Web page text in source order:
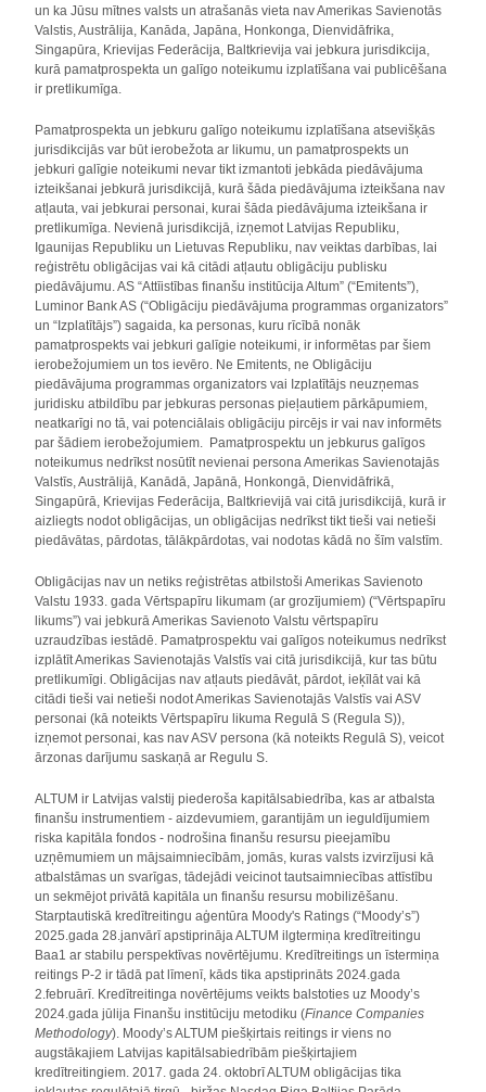
un ka Jūsu mītnes valsts un atrašanās vieta nav Amerikas Savienotās
Valstis, Austrālija, Kanāda, Japāna, Honkonga, Dienvidāfrika,
Singapūra, Krievijas Federācija, Baltkrievija vai jebkura jurisdikcija,
kurā pamatprospekta un galīgo noteikumu izplatīšana vai publicēšana
ir pretlikumīga.
Pamatprospekta un jebkuru galīgo noteikumu izplatīšana atsevišķās
jurisdikcijās var būt ierobežota ar likumu, un pamatprospekts un
jebkuri galīgie noteikumi nevar tikt izmantoti jebkāda piedāvājuma
izteikšanai jebkurā jurisdikcijā, kurā šāda piedāvājuma izteikšana nav
atļauta, vai jebkurai personai, kurai šāda piedāvājuma izteikšana ir
pretlikumīga. Nevienā jurisdikcijā, izņemot Latvijas Republiku,
Igaunijas Republiku un Lietuvas Republiku, nav veiktas darbības, lai
reģistrētu obligācijas vai kā citādi atļautu obligāciju publisku
piedāvājumu. AS “Attīistības finanšu institūcija Altum” (“Emitents”),
Luminor Bank AS (“Obligāciju piedāvājuma programmas organizators”
un “Izplatītājs”) sagaida, ka personas, kuru rīcībā nonāk
pamatprospekts vai jebkuri galīgie noteikumi, ir informētas par šiem
ierobežojumiem un tos ievēro. Ne Emitents, ne Obligāciju
piedāvājuma programmas organizators vai Izplatītājs neuzņemas
juridisku atbildību par jebkuras personas pieļautiem pārkāpumiem,
neatkarīgi no tā, vai potenciālais obligāciju pircējs ir vai nav informēts
par šādiem ierobežojumiem. Pamatprospektu un jebkurus galīgos
noteikumus nedrīkst nosūtīt nevienai persona Amerikas Savienotajās
Valstīs, Austrālijā, Kanādā, Japānā, Honkongā, Dienvidāfrikā,
Singapūrā, Krievijas Federācija, Baltkrievijā vai citā jurisdikcijā, kurā ir
aizliegts nodot obligācijas, un obligācijas nedrīkst tikt tieši vai netieši
piedāvātas, pārdotas, tālākpārdotas, vai nodotas kādā no šīm valstīm.
Obligācijas nav un netiks reģistrētas atbilstoši Amerikas Savienoto
Valstu 1933. gada Vērtspapīru likumam (ar grozījumiem) (“Vērtspapīru
likums”) vai jebkurā Amerikas Savienoto Valstu vērtspapīru
uzraudzības iestādē. Pamatprospektu vai galīgos noteikumus nedrīkst
izplātīt Amerikas Savienotajās Valstīs vai citā jurisdikcijā, kur tas būtu
pretlikumīgi. Obligācijas nav atļauts piedāvāt, pārdot, ieķīlāt vai kā
citādi tieši vai netieši nodot Amerikas Savienotajās Valstīs vai ASV
personai (kā noteikts Vērtspapīru likuma Regulā S (Regula S)),
izņemot personai, kas nav ASV persona (kā noteikts Regulā S), veicot
ārzonas darījumu saskaņā ar Regulu S.
ALTUM ir Latvijas valstij piederoša kapitālsabiedrība, kas ar atbalsta
finanšu instrumentiem - aizdevumiem, garantijām un ieguldījumiem
riska kapitāla fondos - nodrošina finanšu resursu pieejamību
uzņēmumiem un mājsaimniecībām, jomās, kuras valsts izvirzījusi kā
atbalstāmas un svarīgas, tādejādi veicinot tautsaimniecības attīstību
un sekmējot privātā kapitāla un finanšu resursu mobilizēšanu.
Starptautiskā kredītreitingu aģentūra Moody's Ratings (“Moody’s”)
2025.gada 28.janvārī apstiprināja ALTUM ilgtermiņa kredītreitingu
Baa1 ar stabilu perspektīvas novērtējumu. Kredītreitings un īstermiņa
reitings P-2 ir tādā pat līmenī, kāds tika apstiprināts 2024.gada
2.februārī. Kredītreitinga novērtējums veikts balstoties uz Moody’s
2024.gada jūlija Finanšu institūciju metodiku (Finance Companies
Methodology). Moody’s ALTUM piešķirtais reitings ir viens no
augstākajiem Latvijas kapitālsabiedrībām piešķirtajiem
kredītreitingiem. 2017. gada 24. oktobrī ALTUM obligācijas tika